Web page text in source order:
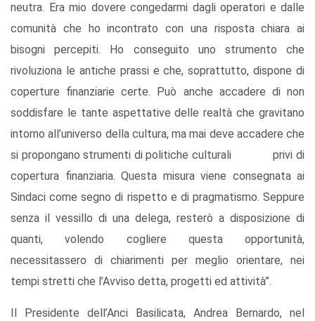
neutra. Era mio dovere congedarmi dagli operatori e dalle
comunità che ho incontrato con una risposta chiara ai
bisogni percepiti. Ho conseguito uno strumento che
rivoluziona le antiche prassi e che, soprattutto, dispone di
coperture ﬁnanziarie certe. Può anche accadere di non
soddisfare le tante aspettative delle realtà che gravitano
intorno all’universo della cultura, ma mai deve accadere che
si propongano strumenti di politiche culturali privi di
copertura ﬁnanziaria. Questa misura viene consegnata ai
Sindaci come segno di rispetto e di pragmatismo. Seppure
senza il vessillo di una delega, resterò a disposizione di
quanti, volendo cogliere questa opportunità,
necessitassero di chiarimenti per meglio orientare, nei
tempi stretti che l’Avviso detta, progetti ed attività”.
Il Presidente dell’Anci Basilicata, Andrea Bernardo, nel